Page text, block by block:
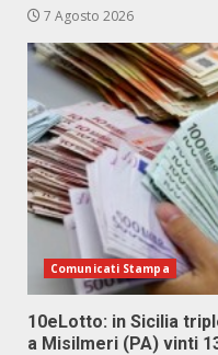
7 Agosto 2026
Comunicati Stampa
10eLotto: in Sicilia
a Misilmeri (PA) vinti